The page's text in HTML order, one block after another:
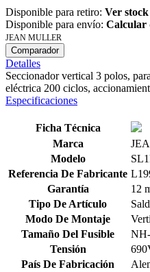
Disponible para retiro: Ver
Disponible para envío: Calcular
JEAN MULLER
Comparador
Detalles
Seccionador vertical 3 polos,
eléctrica 200 ciclos,
Especificaciones
Ficha Técnica
Marca
Modelo
Referencia De Fabricante
Garantía
12
Tipo De Artículo
Modo De Montaje
Tamaño Del Fusible
Tensión
País De Fabricación